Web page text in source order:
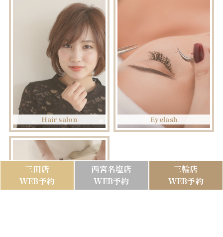
Hair salon Eyelash
三田店
WEB予約
西宮名塩店
WEB予約
三輪店
WEB予約